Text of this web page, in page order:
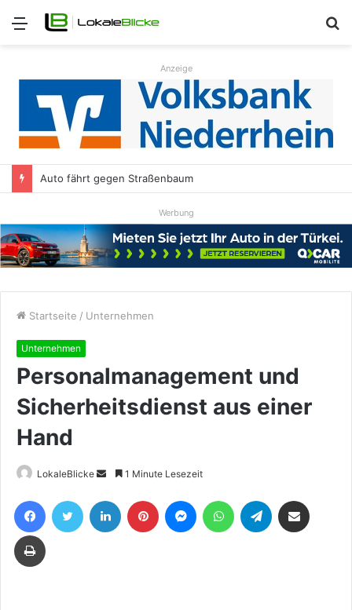
Menü
Anzeige
Auto fährt gegen Straßenbaum
Werbung
Startseite / Unternehmen
Unternehmen
Personalmanagement und
Sicherheitsdienst aus einer
Hand
LokaleBlicke
Sende
eine
E-
1 Minute Lesezeit
FacebookTwitter LinkedIn Pinterest MessengerWhatsAppTelegram
Drucken